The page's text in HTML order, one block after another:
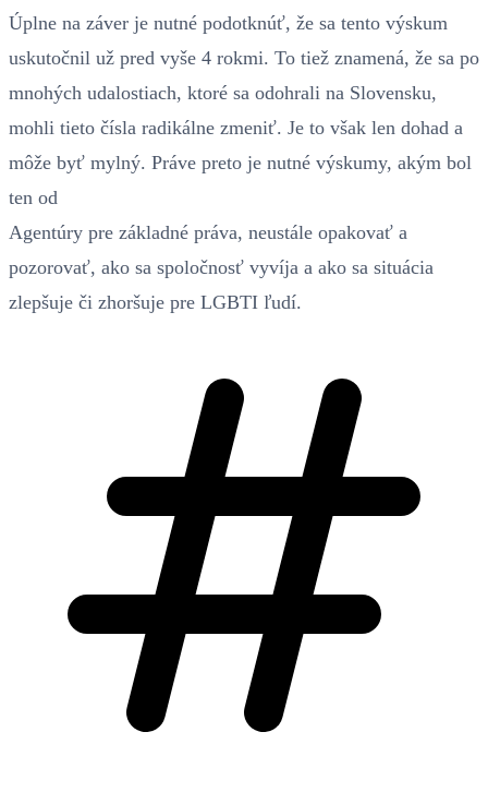
Úplne na záver je nutné podotknúť, že sa tento výskum
uskutočnil už pred vyše 4 rokmi. To tiež znamená, že sa po
mnohých udalostiach, ktoré sa odohrali na Slovensku,
mohli tieto čísla radikálne zmeniť. Je to však len dohad a
môže byť mylný. Práve preto je nutné výskumy, akým bol
ten od
Agentúry pre základné práva, neustále opakovať a
pozorovať, ako sa spoločnosť vyvíja a ako sa situácia
zlepšuje či zhoršuje pre LGBTI ľudí.